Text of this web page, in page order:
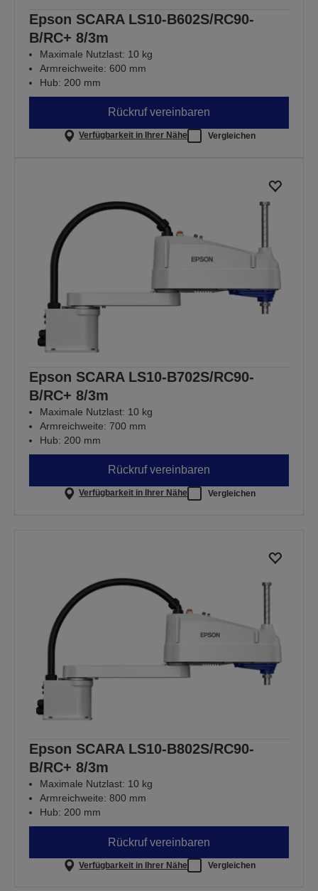
Epson SCARA LS10-B602S/RC90-
B/RC+ 8/3m
Maximale Nutzlast: 10 kg
Armreichweite: 600 mm
Hub: 200 mm
Rückruf vereinbaren
Verfügbarkeit in Ihrer Nähe Vergleichen
Epson SCARA LS10-B702S/RC90-
B/RC+ 8/3m
Maximale Nutzlast: 10 kg
Armreichweite: 700 mm
Hub: 200 mm
Rückruf vereinbaren
Verfügbarkeit in Ihrer Nähe Vergleichen
Epson SCARA LS10-B802S/RC90-
B/RC+ 8/3m
Maximale Nutzlast: 10 kg
Armreichweite: 800 mm
Hub: 200 mm
Rückruf vereinbaren
Verfügbarkeit in Ihrer Nähe Vergleichen